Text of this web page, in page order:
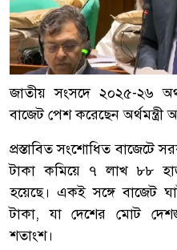
জাতীয় সংসদে ২০২৫-২৬
বাজেট পেশ করেছেন
প্রস্তাবিত সংশোধিত বাজেটে
টাকা কমিয়ে ৭ লাখ ৮৮
হয়েছে। একই সঙ্গে বাজেট
টাকা, যা দেশের মোট
শতাংশ।